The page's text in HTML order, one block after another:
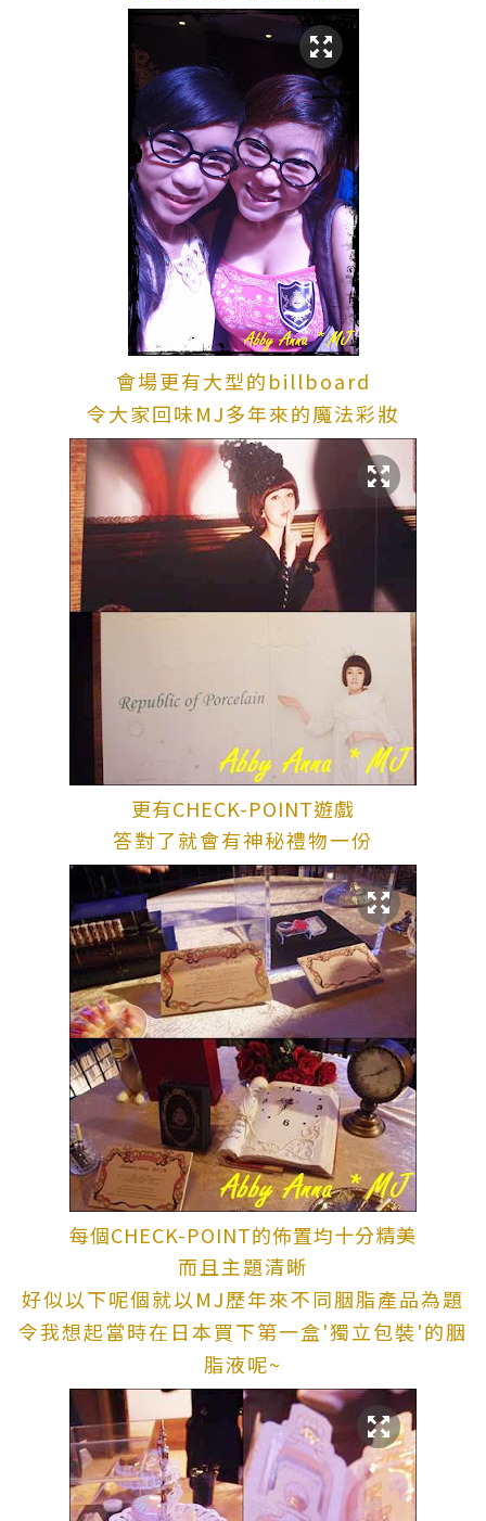
會場更有大型的billboard
令大家回味MJ多年來的魔法彩妝
更有CHECK-POINT遊戲
答對了就會有神秘禮物一份
每個CHECK-POINT的佈置均十分精美
而且主題清晰
好似以下呢個就以MJ歷年來不同胭脂產品為題
令我想起當時在日本買下第一盒'獨立包裝'的胭
脂液呢~